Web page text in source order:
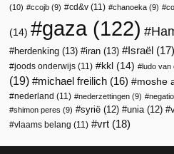
(10)
ccojb (9) cd&v (11) chanoeka (9)
(14) gaza(122)
herdenking (13) iran (13) Israël (17)
joods onderwijs (11) kkl (14) ludo van
(19)
michael freilich (16) moshe
nederland (11) nederzettingen (9)
shimon peres (9) syrië (12) unia(12)
vlaams belang (11) vrt (18)